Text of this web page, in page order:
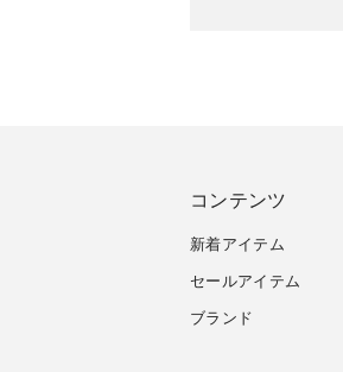
コンテンツ
新着アイテム
セールアイテム
ブランド